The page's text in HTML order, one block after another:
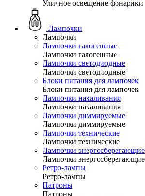
Уличное освещение фонарики
Лампочки
Лампочки
Лампочки галогенные
Лампочки галогенные
Лампочки светодиодные
Лампочки светодиодные
Блоки питания для лампочек
Блоки питания для лампочек
Лампочки накаливания
Лампочки накаливания
Лампочки диммируемые
Лампочки диммируемые
Лампочки технические
Лампочки технические
Лампочки энергосберегающие
Лампочки энергосберегающие
Ретро-лампы
Ретро-лампы
Патроны
Патроны